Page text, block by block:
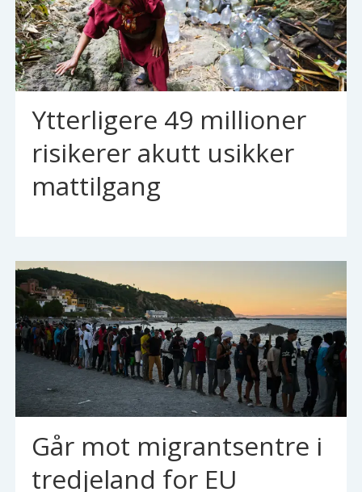
Ytterligere 49 millioner
risikerer akutt usikker
mattilgang
Går mot migrantsentre i
tredjeland for EU